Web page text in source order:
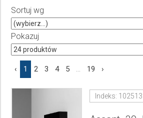
Producent
Wybierz producenta
Cena
Sortuj wg
Pokazuj
‹ 1 2 3 4 5 ... 19 ›
Indeks: 102513